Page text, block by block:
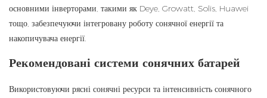
основними інверторами, такими як Deye, Growatt, Solis, Huawei
тощо, забезпечуючи інтегровану роботу сонячної енергії та
накопичувача енергії.
Рекомендовані системи сонячних батарей
Використовуючи рясні сонячні ресурси та інтенсивність сонячного